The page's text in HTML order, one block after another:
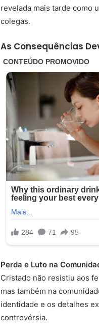
revelada mais tarde como
colegas.
As Consequências
Perda e Luto na
Cristado não resistiu aos
mas também na
identidade e os detalhes
controvérsia.